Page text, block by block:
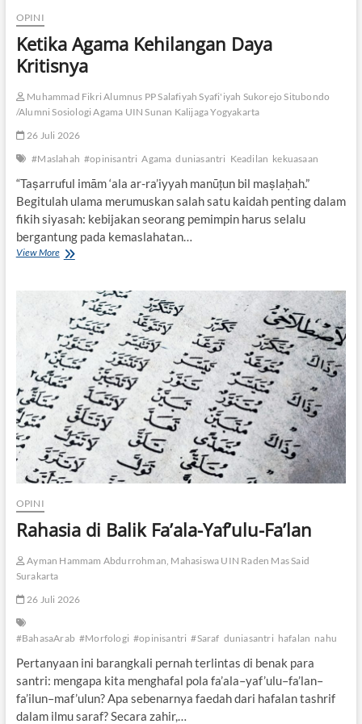
i
P
r
a
a
OPINI
Ketika Agama Kehilangan Daya
Kritisnya
Muhammad Fikri Alumnus PP Salafiyah Syafi'iyah Sukorejo Situbondo
/Alumni Sosiologi Agama UIN Sunan Kalijaga Yogyakarta
26 Juli 2026
#Maslahah #opinisantri Agama duniasantri Keadilan kekuasaan
“Taṣarruful imām ‘ala ar-ra’iyyah manūṭun bil maṣlaḥah.”
Begitulah ulama merumuskan salah satu kaidah penting dalam
fikih siyasah: kebijakan seorang pemimpin harus selalu
bergantung pada kemaslahatan…
View MoreK
A
g
a
m
a
e
h
i
l
a
a
D
a
i
t
s
n
y
OPINI
Rahasia di Balik Fa’ala-Yaf’ulu-Fa’lan
Ayman Hammam Abdurrohman, Mahasiswa UIN Raden Mas Said
Surakarta
26 Juli 2026
#BahasaArab #Morfologi #opinisantri #Saraf duniasantri hafalan nahu
Pertanyaan ini barangkali pernah terlintas di benak para
santri: mengapa kita menghafal pola fa’ala–yaf’ulu–fa’lan–
fa’ilun–maf’ulun? Apa sebenarnya faedah dari hafalan tashrif
dalam ilmu saraf? Secara zahir,…